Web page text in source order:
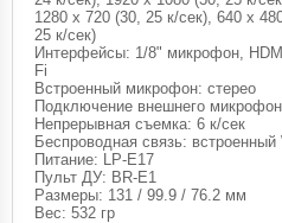
1280 x 720 (30, 25 к/сек), 640 x
25 к/сек)
Интерфейсы: 1/8" микрофон,
Fi
Встроенный микрофон: стерео
Подключение внешнего
Непрерывная съемка: 6 к/сек
Беспроводная связь: встроенный
Питание: LP-E17
Пульт ДУ: BR-E1
Размеры: 131 / 99.9 / 76.2 мм
Вес: 532 гр